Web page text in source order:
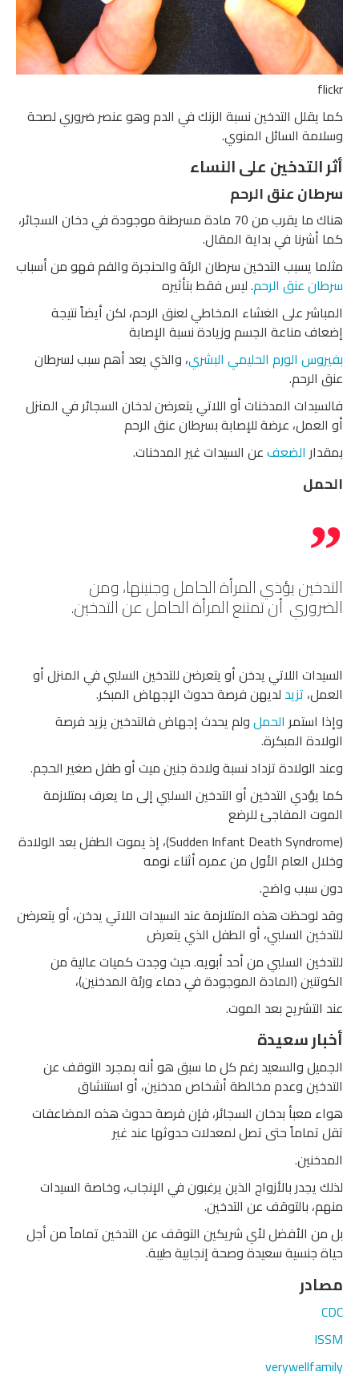
flickr
كما يقلل التدخين نسبة الزنك في الدم وهو عنصر ضروري لصحة
وسلامة السائل المنوي.
أثر التدخين على النساء
سرطان عنق الرحم
هناك ما يقرب من 70 مادة مسرطنة موجودة في دخان السجائر،
كما أشرنا في بداية المقال.
مثلما يسبب التدخين سرطان الرئة والحنجرة والفم فهو من أسباب
سرطان عنق الرحم. ليس فقط بتأثيره
المباشر على الغشاء المخاطي لعنق الرحم، لكن أيضاً نتيجة
إضعاف مناعة الجسم وزيادة نسبة الإصابة
بفيروس الورم الحليمي البشري، والذي يعد أهم سبب لسرطان
عنق الرحم.
فالسيدات المدخنات أو اللاتي يتعرضن لدخان السجائر في المنزل
أو العمل، عرضة للإصابة بسرطان عنق الرحم
بمقدار الضعفعن السيدات غير المدخنات.
الحمل
التدخين يؤذي المرأة الحامل وجنينها، ومن
الضروري أن تمتنع المرأة الحامل عن التدخين.
السيدات اللاتي يدخن أو يتعرضن للتدخين السلبي في المنزل أو
العمل، تزيد لديهن فرصة حدوث الإجهاض المبكر.
وإذا استمر الحملولم يحدث إجهاض فالتدخين يزيد فرصة
الولادة المبكرة.
وعند الولادة تزداد نسبة ولادة جنين ميت أو طفل صغير الحجم.
كما يؤدي التدخين أو التدخين السلبي إلى ما يعرف بمتلازمة
الموت المفاجئ للرضع
(Sudden Infant Death Syndrome)، إذ يموت الطفل بعد الولادة
وخلال العام الأول من عمره أثناء نومه
دون سبب واضح.
وقد لوحظت هذه المتلازمة عند السيدات اللاتي يدخن، أو يتعرضن
للتدخين السلبي، أو الطفل الذي يتعرض
للتدخين السلبي من أحد أبويه. حيث وجدت كميات عالية من
الكوتنين (المادة الموجودة في دماء ورئة المدخنين)،
عند التشريح بعد الموت.
أخبار سعيدة
الجميل والسعيد رغم كل ما سبق هو أنه بمجرد التوقف عن
التدخين وعدم مخالطة أشخاص مدخنين، أو استنشاق
هواء معبأ بدخان السجائر، فإن فرصة حدوث هذه المضاعفات
تقل تماماً حتى تصل لمعدلات حدوثها عند غير
المدخنين.
لذلك يجدر بالأزواج الذين يرغبون في الإنجاب، وخاصة السيدات
منهم، بالتوقف عن التدخين.
بل من الأفضل لأي شريكين التوقف عن التدخين تماماً من أجل
حياة جنسية سعيدة وصحة إنجابية طيبة.
مصادر
CDC
ISSM
verywellfamily